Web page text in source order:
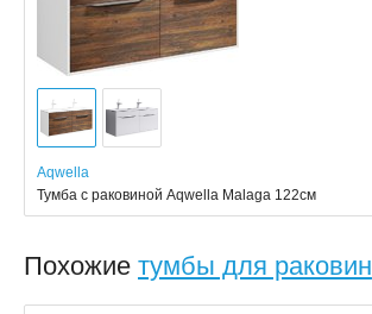
Aqwella
Тумба с раковиной Aqwella Malaga 122см
Похожие тумбы для раковин